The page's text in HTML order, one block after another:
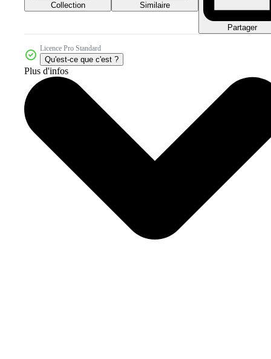
Collection Similaire
Partager
Licence Pro Standard
Qu'est-ce que c'est ?
Plus d'infos